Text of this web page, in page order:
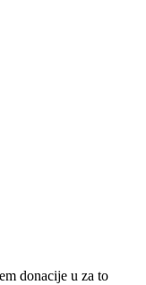
donacije u za to